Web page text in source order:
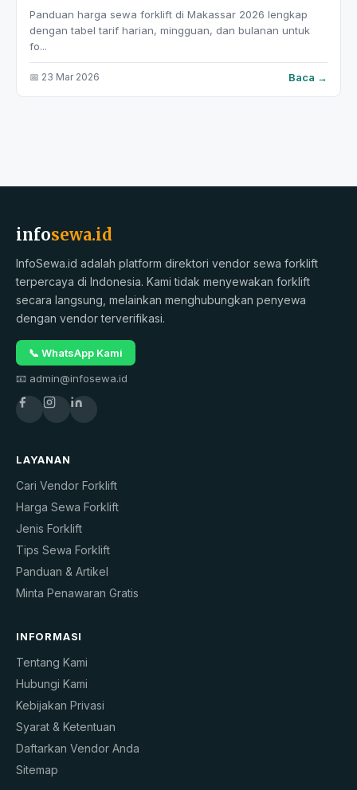
Panduan harga sewa forklift di Makassar 2026 lengkap
dengan tabel tarif harian, mingguan, dan bulanan untuk
fo...
📅 23 Mar 2026 Baca →
infosewa.id
InfoSewa.id adalah platform direktori vendor sewa forklift
terpercaya di Indonesia. Kami tidak menyewakan forklift
secara langsung, melainkan menghubungkan penyewa
dengan vendor terverifikasi.
📞 WhatsApp Kami
📧 admin@infosewa.id
LAYANAN
Cari Vendor Forklift
Harga Sewa Forklift
Jenis Forklift
Tips Sewa Forklift
Panduan & Artikel
Minta Penawaran Gratis
INFORMASI
Tentang Kami
Hubungi Kami
Kebijakan Privasi
Syarat & Ketentuan
Daftarkan Vendor Anda
Sitemap